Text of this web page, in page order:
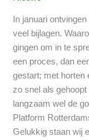
In januari
veel bijlagen.
gingen om in te
een proces, dan
gestart; met horten
zo snel als
langzaam wel de
Platform
Gelukkig staan wij